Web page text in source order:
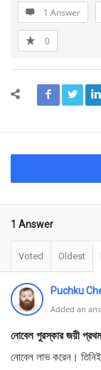
1 Answer
0
1 Answer
Voted Oldest
Puchku
Added an
নোবেল পুরস্কার জয়ী
নোবেল লাভ করেন।